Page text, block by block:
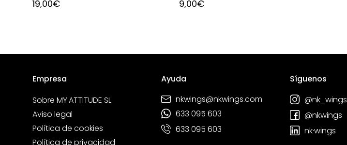
19,00€ 9,00€
Empresa
Sobre MY·ATTITUDE SL
Aviso legal
Política de cookies
Política de privacidad
Ayuda
nkwings@nkwings.com
633 095 603
633 095 603
Síguenos
@nk_wings
@nkwings
nk·wings